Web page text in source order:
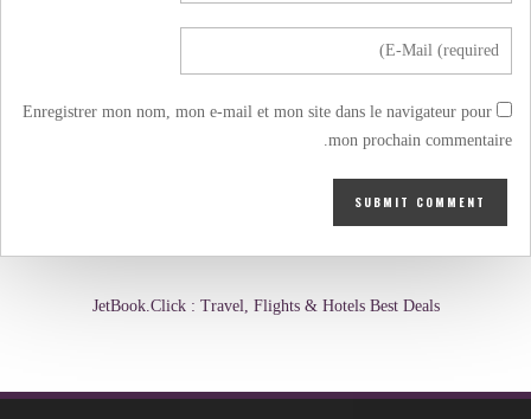
Enregistrer mon nom, mon e-mail et mon site dans le navigateur pour
mon prochain commentaire.
JetBook.Click : Travel, Flights & Hotels Best Deals